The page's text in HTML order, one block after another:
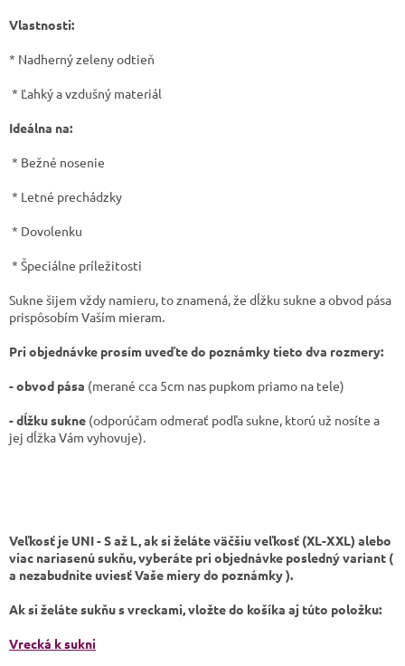
Vlastnosti:
* Nadherný zeleny odtieň
* Ľahký a vzdušný materiál
Ideálna na:
* Bežné nosenie
* Letné prechádzky
* Dovolenku
* Špeciálne príležitosti
Sukne šijem vždy namieru, to znamená, že dĺžku sukne a obvod pása
prispôsobím Vaším mieram.
Pri objednávke prosím uveďte do poznámky tieto dva rozmery:
- obvod pása (merané cca 5cm nas pupkom priamo na tele)
- dĺžku sukne (odporúčam odmerať podľa sukne, ktorú už nosíte a
jej dĺžka Vám vyhovuje).
Veľkosť je UNI - S až L, ak si želáte väčšiu veľkosť (XL-XXL) alebo
viac nariasenú sukňu, vyberáte pri objednávke posledný variant (
a nezabudnite uviesť Vaše miery do poznámky ).
Ak si želáte sukňu s vreckami, vložte do košíka aj túto položku:
Vrecká k sukni